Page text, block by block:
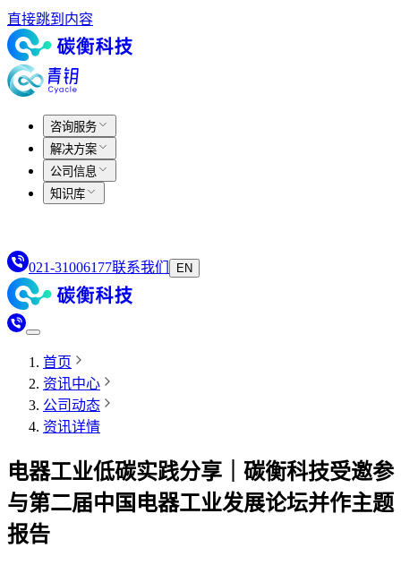
直接跳到内容
咨询服务
解决方案
公司信息
知识库
021-31006177联系我们 EN
首页
资讯中心
公司动态
资讯详情
电器工业低碳实践分享｜碳衡科技受邀参
与第二届中国电器工业发展论坛并作主题
报告